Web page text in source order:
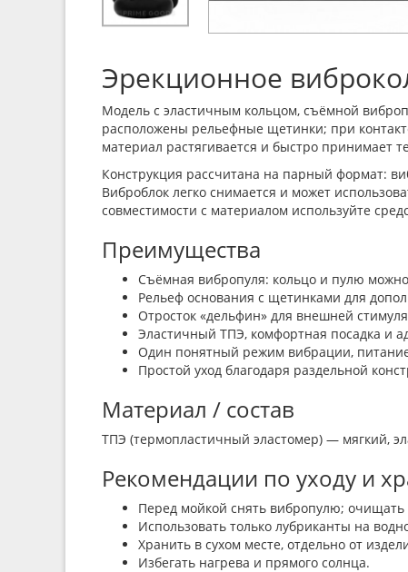
Эрекционное
Модель с эластичным кольцом, съёмной
расположены рельефные щетинки; при
материал растягивается и быстро принимает
Конструкция рассчитана на парный формат:
Виброблок легко снимается и может
совместимости с материалом используйте
Преимущества
Съёмная вибропуля: кольцо и пулю
Рельеф основания с щетинками для
Отросток «дельфин» для внешней
Эластичный ТПЭ, комфортная посадка и
Один понятный режим вибрации, питание
Простой уход благодаря раздельной
Материал / состав
ТПЭ (термопластичный эластомер) — мягкий,
Рекомендации по уходу и
Перед мойкой снять вибропулю;
Использовать только лубриканты на
Хранить в сухом месте, отдельно от
Избегать нагрева и прямого солнца.